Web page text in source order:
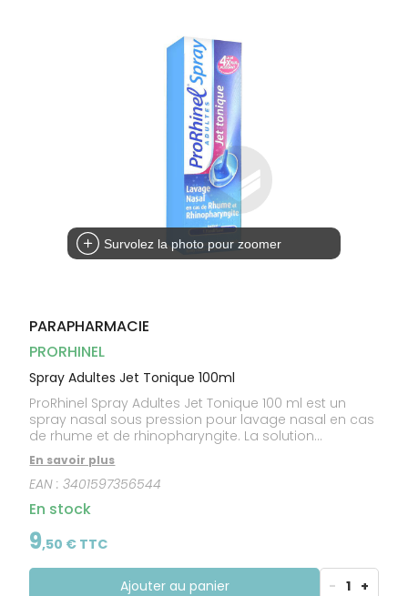
Survolez la photo pour zoomer
PARAPHARMACIE
PRORHINEL
Spray Adultes Jet Tonique 100ml
ProRhinel Spray Adultes Jet Tonique 100 ml est un
spray nasal sous pression pour lavage nasal en cas
de rhume et de rhinopharyngite. La solution
nettoyante contient un fluidifiant et un antiseptique.Le
rhume et la rhinopharyngite sont des infections de la
muqueuse nasale. Celle-ci se défend en
développant une réaction inflammatoire qui aboutit
à une augmentation des sécrétions nasales. Le nez
est bouché et/ou il coule. ProRhinel Jet Tonique
facilite l'évacuation des mucosités et des agents
infectieux, diminue l'obstruction nasale et libère le
nez, pour une meilleure respiration.
En savoir plus
EAN :3401597356544
En stock
9,50 € TTC
Ajouter au panier - 1 +